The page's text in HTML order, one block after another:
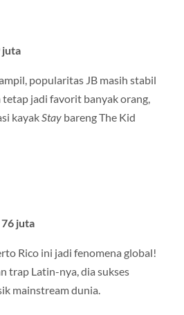
juta
popularitas JB masih stabil
jadi favorit banyak orang,
kayak Staybareng The Kid
76 juta
Rico ini jadi fenomena global!
trap Latin-nya, dia sukses
mainstream dunia.